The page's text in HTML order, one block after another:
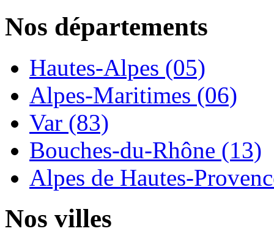
Nos départements
Hautes-Alpes (05)
Alpes-Maritimes (06)
Var (83)
Bouches-du-Rhône (13)
Alpes de Hautes-
Nos villes